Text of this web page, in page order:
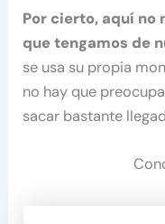
Por cierto, aquí no
que tengamos de
se usa su propia
no hay que
sacar bastante